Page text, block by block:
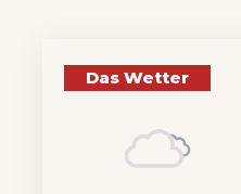
Das Wetter